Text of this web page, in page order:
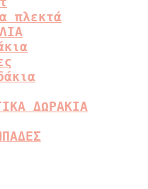
πλεκτά
ΔΩΡΑΚΙΑ